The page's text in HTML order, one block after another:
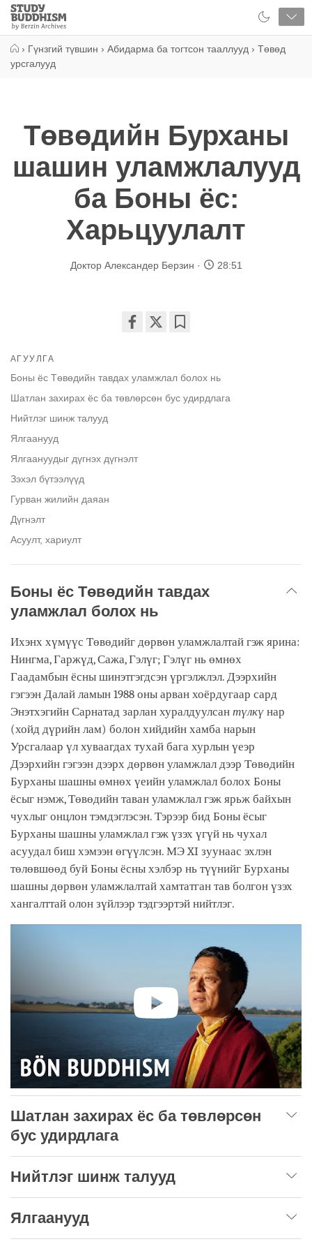
Close
Study
Buddhism
› Гүнзгий түвшин › Абидарма ба тогтсон тааллууд › Төвөд
урсгалууд
Төвөдийн Бурханы
шашин уламжлалууд
ба Боны ёс:
Харьцуулалт
Доктор Александер Берзин 28:51
АГУУЛГА
Боны ёс Төвөдийн тавдах уламжлал болох нь
Шатлан захирах ёс ба төвлөрсөн бус удирдлага
Нийтлэг шинж талууд
Ялгаанууд
Ялгаануудыг дүгнэх дүгнэлт
Зэхэл бүтээлүүд
Гурван жилийн даяан
Дүгнэлт
Асуулт, хариулт
Боны ёс Төвөдийн тавдах
уламжлал болох нь
Ихэнх хүмүүс Төвөдийг дөрвөн уламжлалтай гэж ярина:
Нингма, Гаржүд, Сажа, Гэлүг; Гэлүг нь өмнөх
Гаадамбын ёсны шинэтгэгдсэн үргэлжлэл. Дээрхийн
гэгээн Далай ламын 1988 оны арван хоёрдугаар сард
Энэтхэгийн Сарнатад зарлан хуралдуулсан түлкү нар
(хойд дүрийн лам) болон хийдийн хамба нарын
Урсгалаар үл хуваагдах тухай бага хурлын үеэр
Дээрхийн гэгээн дээрх дөрвөн уламжлал дээр Төвөдийн
Бурханы шашны өмнөх үеийн уламжлал болох Боны
ёсыг нэмж, Төвөдийн таван уламжлал гэж ярьж байхын
чухлыг онцлон тэмдэглэсэн. Тэрээр бид Боны ёсыг
Бурханы шашны уламжлал гэж үзэх үгүй нь чухал
асуудал биш хэмээн өгүүлсэн. МЭ XI зуунаас эхлэн
төлөвшөөд буй Боны ёсны хэлбэр нь түүнийг Бурханы
шашны дөрвөн уламжлалтай хамтатган тав болгон үзэх
хангалттай олон зүйлээр тэдгээртэй нийтлэг.
Шатлан захирах ёс ба төвлөрсөн
бус удирдлага
Нийтлэг шинж талууд
Ялгаанууд